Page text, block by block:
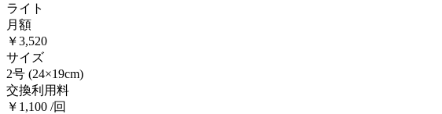
ライト
月額
￥3,520
サイズ
2号 (24×19cm)
交換利用料
￥1,100 /回